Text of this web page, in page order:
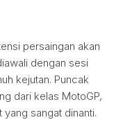
persaingan akan
dengan sesi
kejutan. Puncak
dari kelas MotoGP,
sangat dinanti.